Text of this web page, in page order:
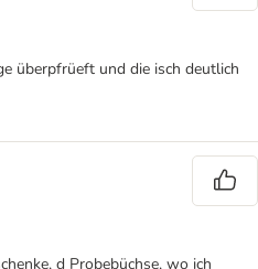
überpfrüeft und die isch deutlich
d Probebüchse, wo ich